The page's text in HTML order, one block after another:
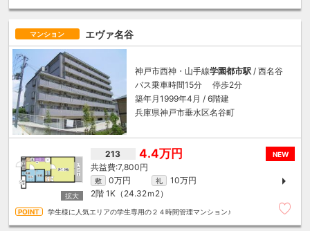
マンション エヴァ名谷
神戸市西神・山手線学園都市駅 / 西名谷
バス乗車時間15分 停歩2分
築年月1999年4月 / 6階建
兵庫県神戸市垂水区名谷町
NEW
213 4.4万円
7,800円
敷 0万円 礼
10万円
2階 1K（24.32ｍ 2）
学生様に人気エリアの学生専用の２４時間管理マンション♪